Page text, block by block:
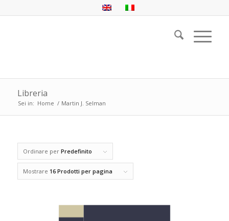
Libreria
Sei in: Home / Martin J. Selman
Ordinare per Predefinito
Mostrare 16 Prodotti per pagina